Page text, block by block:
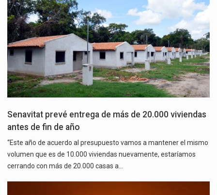
Senavitat prevé entrega de más de 20.000 viviendas
antes de fin de año
“Este año de acuerdo al presupuesto vamos a mantener el mismo
volumen que es de 10.000 viviendas nuevamente, estaríamos
cerrando con más de 20.000 casas a…